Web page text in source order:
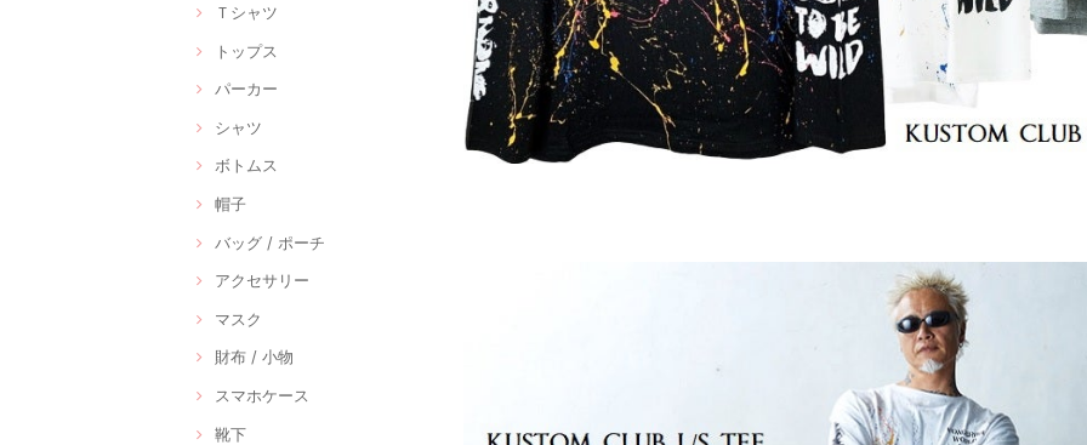
Ｔシャツ
トップス
パーカー
シャツ
ボトムス
帽子
バッグ / ポーチ
アクセサリー
マスク
財布 / 小物
スマホケース
靴下